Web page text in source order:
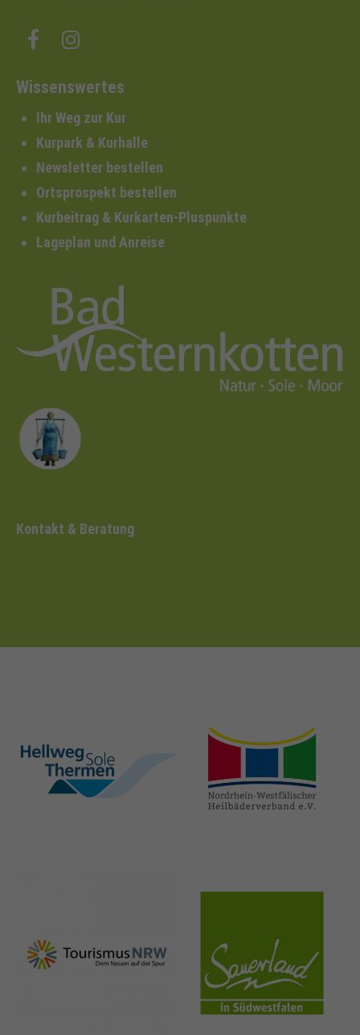
Wissenswertes
Ihr Weg zur Kur
Kurpark & Kurhalle
Newsletter bestellen
Ortsprospekt bestellen
Kurbeitrag & Kurkarten-Pluspunkte
Lageplan und Anreise
Kontakt & Beratung
hellweg-sole-
thermen.de
heilbaeder.de
nrw-
tourismus.de
sauerland.co
m